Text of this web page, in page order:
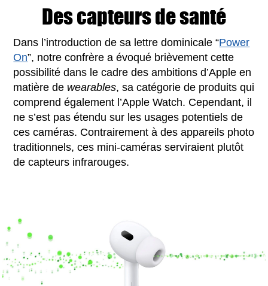
Des capteurs de santé
Dans l’introduction de sa lettre dominicale “Power
On”, notre confrère a évoqué brièvement cette
possibilité dans le cadre des ambitions d’Apple en
matière de wearables, sa catégorie de produits qui
comprend également l’Apple Watch. Cependant, il
ne s’est pas étendu sur les usages potentiels de
ces caméras. Contrairement à des appareils photo
traditionnels, ces mini-caméras serviraient plutôt
de capteurs infrarouges.